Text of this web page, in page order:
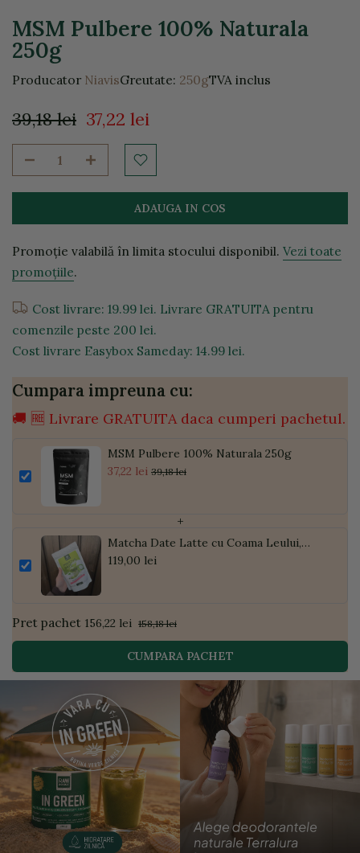
MSM Pulbere 100% Naturala
250g
Producator NiavisGreutate: 250gTVA inclus
39,18 lei 37,22 lei
ADAUGA IN COS
Promoție valabilă în limita stocului disponibil. Vezi toate
promoțiile.
Cost livrare: 19.99 lei. Livrare GRATUITA pentru
comenzile peste 200 lei.
Cost livrare Easybox Sameday: 14.99 lei.
Cumpara impreuna cu:
🚚 🆓 Livrare GRATUITA daca cumperi pachetul.
MSM Pulbere 100% Naturala 250g
37,22 lei 39,18 lei
+
Matcha Date Latte cu Coama Leului,
Pudră de Curmale și Ghimbir, ECO, 300g
119,00 lei
Pret pachet 156,22 lei 158,18 lei
CUMPARA PACHET